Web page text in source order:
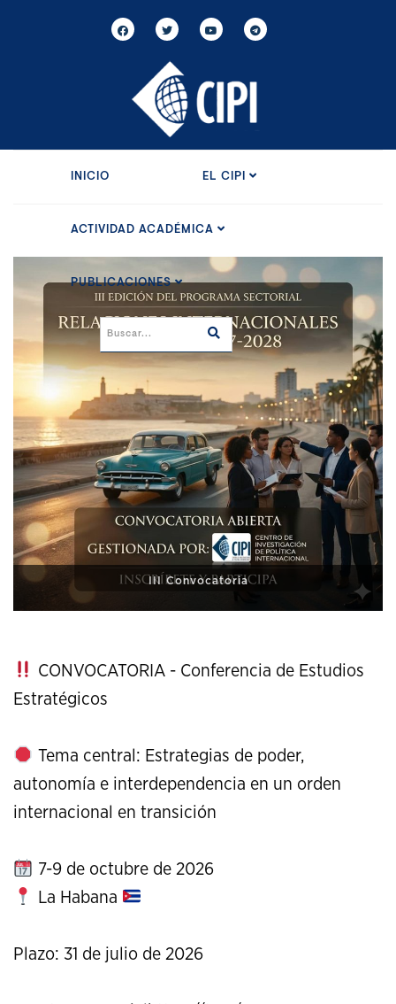
INICIO EL CIPI
ACTIVIDAD ACADÉMICA
PUBLICACIONES
XI Conference on Strategic Studies
CONVOCATORIA - Conferencia de Estudios
Estratégicos
Tema central: Estrategias de poder,
autonomía e interdependencia en un orden
internacional en transición
7-9 de octubre de 2026
La Habana
Plazo: 31 de julio de 2026